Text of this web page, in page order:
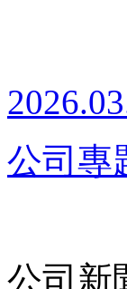
公司專
公司新